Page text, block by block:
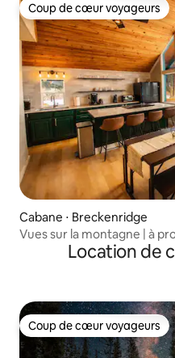
Coup de cœur voyageurs
Coup de cœur voyageurs
Cabane ⋅ Breckenridge
Vues sur la montagne | à
randonnée et des pistes de
Location de
Coup de cœur voyageurs
Coup de cœur voyageurs